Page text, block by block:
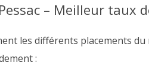
– Meilleur taux
les différents placements
: